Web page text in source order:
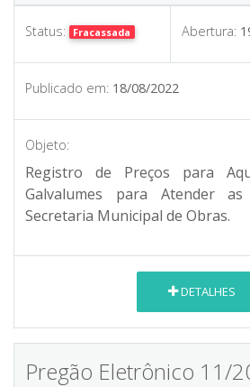
Status: Fracassada Abertura:
Publicado em: 18/08/2022
Objeto:
Registro de Preços para
Galvalumes para Atender as
Secretaria Municipal de Obras.
DETALHES
Pregão Eletrônico 11/